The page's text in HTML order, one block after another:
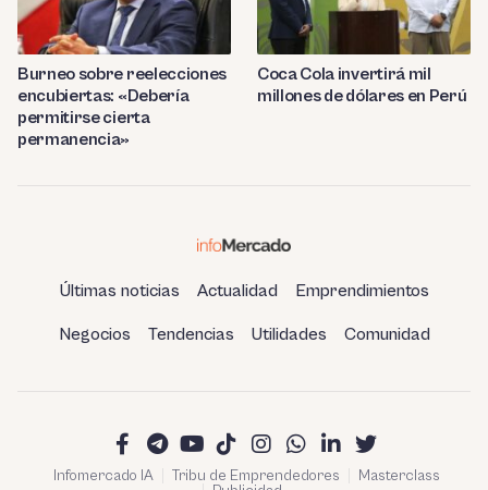
Burneo sobre reelecciones
encubiertas: «Debería
permitirse cierta
permanencia»
Coca Cola invertirá mil
millones de dólares en Perú
Últimas noticias Actualidad Emprendimientos
Negocios Tendencias Utilidades Comunidad
Infomercado IA Tribu de Emprendedores
Masterclass